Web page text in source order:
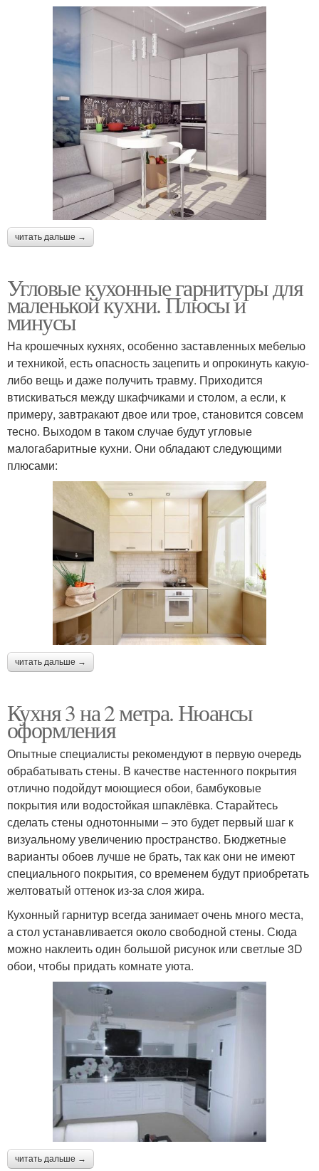
читать дальше →
Угловые кухонные гарнитуры для
маленькой кухни. Плюсы и
минусы
На крошечных кухнях, особенно заставленных мебелью
и техникой, есть опасность зацепить и опрокинуть какую-
либо вещь и даже получить травму. Приходится
втискиваться между шкафчиками и столом, а если, к
примеру, завтракают двое или трое, становится совсем
тесно. Выходом в таком случае будут угловые
малогабаритные кухни. Они обладают следующими
плюсами:
читать дальше →
Кухня 3 на 2 метра. Нюансы
оформления
Опытные специалисты рекомендуют в первую очередь
обрабатывать стены. В качестве настенного покрытия
отлично подойдут моющиеся обои, бамбуковые
покрытия или водостойкая шпаклёвка. Старайтесь
сделать стены однотонными – это будет первый шаг к
визуальному увеличению пространство. Бюджетные
варианты обоев лучше не брать, так как они не имеют
специального покрытия, со временем будут приобретать
желтоватый оттенок из-за слоя жира.
Кухонный гарнитур всегда занимает очень много места,
а стол устанавливается около свободной стены. Сюда
можно наклеить один большой рисунок или светлые 3D
обои, чтобы придать комнате уюта.
читать дальше →